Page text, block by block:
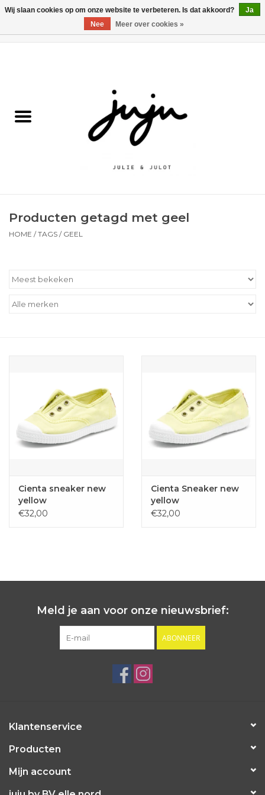
Kledij jongens
Schoenen
Producten getagd met geel
HOME /TAGS / GEEL
Cienta sneaker new
yellow
€32,00
Cienta Sneaker new
yellow
€32,00
Meld je aan voor onze nieuwsbrief:
ABONNEER
Klantenservice
Producten
Mijn account
Wij slaan cookies op om onze website te verbeteren. Is dat akkoord?
Ja
Nee
Meer over cookies »